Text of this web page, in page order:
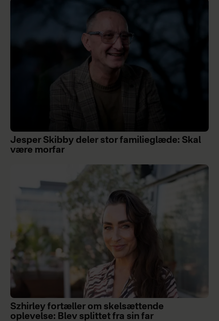
Jesper Skibby deler stor familieglæde: Skal
være morfar
Szhirley fortæller om skelsættende
oplevelse: Blev splittet fra sin far